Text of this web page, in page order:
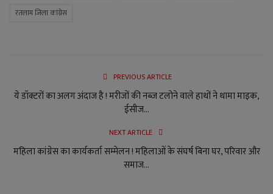
रतलाम जिला कांग्रेस
PREVIOUS ARTICLE
ये डॉक्टरों का अलग अंदाज है ! मरीजों की नब्ज टलोने वाले हाथों ने थामा माइक,
ईसीज...
NEXT ARTICLE
महिला कांग्रेस का कार्यकर्ता सम्मेलन ! महिलाओं के संघर्ष बिना घर, परिवार और
समाज...